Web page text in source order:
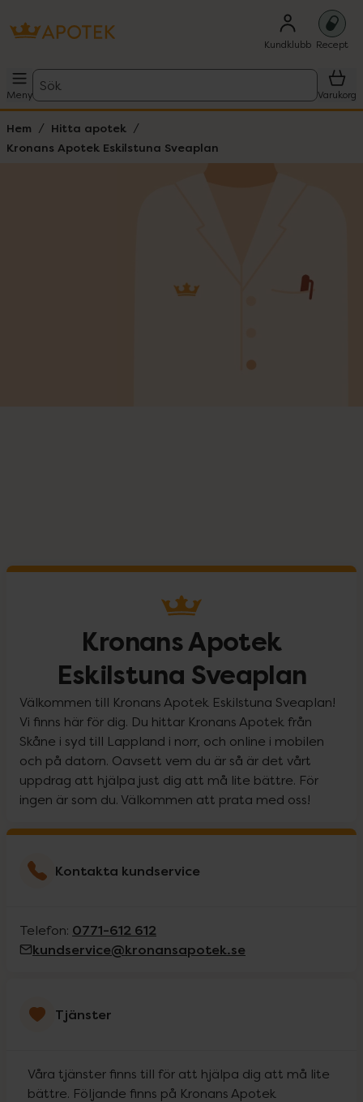
Kundklubb Recept
Meny
Sök
Varukorg
Hem
Hitta apotek
Kronans Apotek Eskilstuna Sveaplan
Kronans Apotek
Eskilstuna Sveaplan
Välkommen till Kronans Apotek Eskilstuna Sveaplan!
Vi finns här för dig. Du hittar Kronans Apotek från
Skåne i syd till Lappland i norr, och online i mobilen
och på datorn. Oavsett vem du är så är det vårt
uppdrag att hjälpa just dig att må lite bättre. För
ingen är som du. Välkommen att prata med oss!
Kontakta kundservice
Telefon: 0771-612 612
kundservice@kronansapotek.se
Tjänster
Våra tjänster finns till för att hjälpa dig att må lite
bättre. Följande finns på Kronans Apotek